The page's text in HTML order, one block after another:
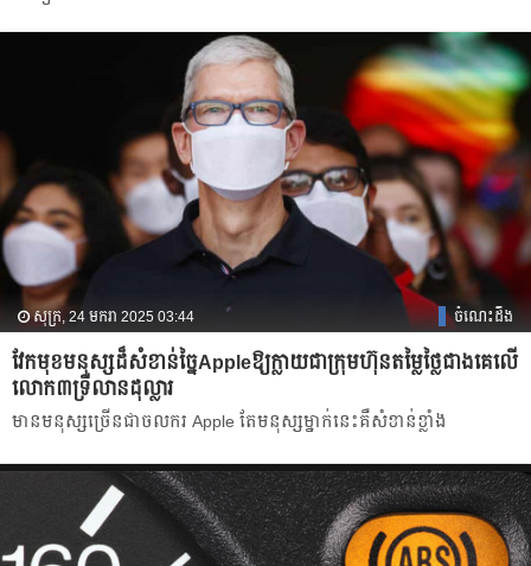
សុក្រ, 24 មករា 2025 03:44 ចំណេះដឹង
វែកមុខមនុស្សដ៏សំខាន់ច្នៃAppleឱ្យក្លាយជាក្រុមហ៊ុនតម្លៃថ្លៃជាងគេលើ
លោក៣ទ្រីលានដុល្លារ
មានមនុស្សច្រើនជាចលករ Apple តែមនុស្សម្នាក់នេះគឺសំខាន់ខ្លាំង